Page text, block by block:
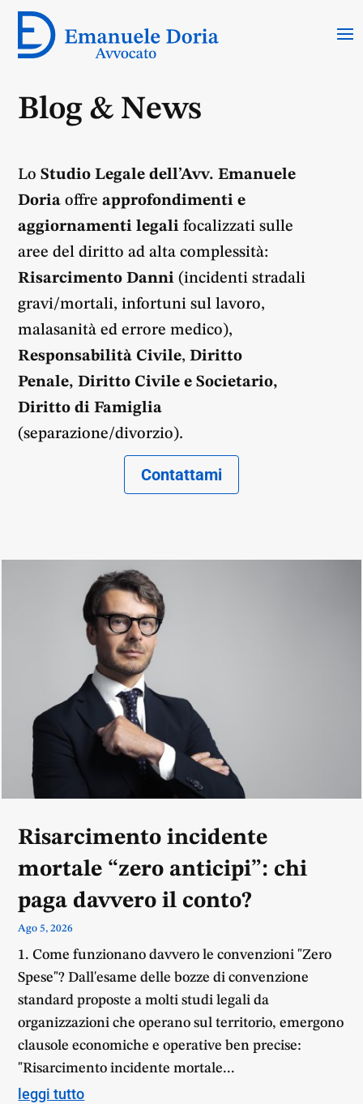
Blog & News
LoStudio Legale dell’Avv. Emanuele
Doria offreapprofondimenti e
aggiornamenti legali focalizzati sulle
aree del diritto ad alta complessità:
Risarcimento Danni (incidenti stradali
gravi/mortali, infortuni sul lavoro,
malasanità ed errore medico),
Responsabilità Civile,Diritto
Penale, Diritto Civile e Societario,
Diritto di Famiglia
(separazione/divorzio).
Contattami
Risarcimento incidente
mortale “zero anticipi”: chi
paga davvero il conto?
Ago 5, 2026
1. Come funzionano davvero le convenzioni "Zero
Spese"? Dall'esame delle bozze di convenzione
standard proposte a molti studi legali da
organizzazioni che operano sul territorio, emergono
clausole economiche e operative ben precise:
"Risarcimento incidente mortale...
leggi tutto